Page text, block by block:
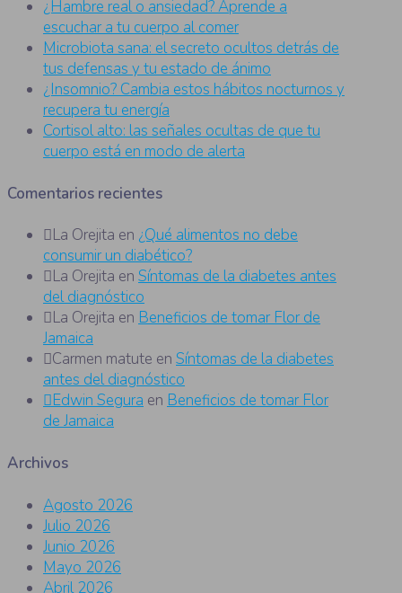
¿Hambre real o ansiedad? Aprende a
escuchar a tu cuerpo al comer
Microbiota sana: el secreto ocultos detrás de
tus defensas y tu estado de ánimo
¿Insomnio? Cambia estos hábitos nocturnos y
recupera tu energía
Cortisol alto: las señales ocultas de que tu
cuerpo está en modo de alerta
Comentarios recientes
La Orejita en ¿Qué alimentos no debe
consumir un diabético?
La Orejita en Síntomas de la diabetes antes
del diagnóstico
La Orejita en Beneficios de tomar Flor de
Jamaica
Carmen matute en Síntomas de la diabetes
antes del diagnóstico
Edwin Segura en Beneficios de tomar Flor
de Jamaica
Archivos
Agosto 2026
Julio 2026
Junio 2026
Mayo 2026
Abril 2026